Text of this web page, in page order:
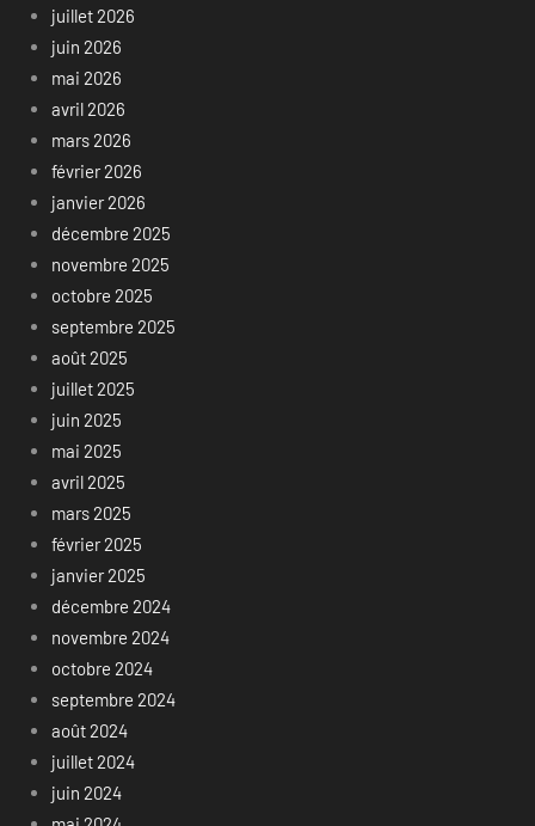
juillet 2026
juin 2026
mai 2026
avril 2026
mars 2026
février 2026
janvier 2026
décembre 2025
novembre 2025
octobre 2025
septembre 2025
août 2025
juillet 2025
juin 2025
mai 2025
avril 2025
mars 2025
février 2025
janvier 2025
décembre 2024
novembre 2024
octobre 2024
septembre 2024
août 2024
juillet 2024
juin 2024